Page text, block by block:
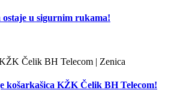
u sigurnim rukama!
Čelik BH Telecom | Zenica
košarkašica KŽK Čelik BH Telecom!